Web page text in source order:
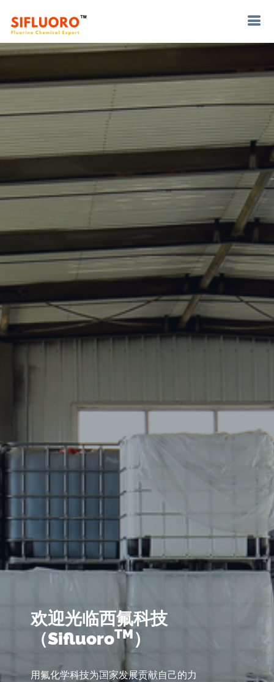
欢迎光临西氟科技
（SifluoroTM ）
用氟化学科技为国家发展贡献自己的力